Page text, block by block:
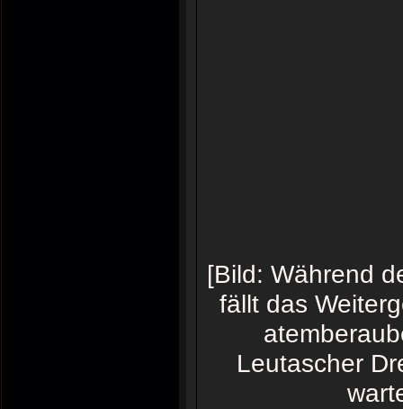
[Bild: Während
fällt das
Leutascher